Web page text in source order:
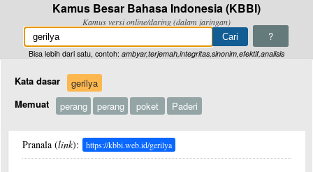
Kamus Besar Bahasa Indonesia (KBBI)
Kamus versi online/daring (dalam jaringan)
?
Bisa lebih dari satu, contoh: ambyar,terjemah,integritas,sinonim,efektif,analisis
Kata dasar
gerilya
Memuat
perang perang poket Paderi
Pranala (link): https://kbbi.web.id/gerilya